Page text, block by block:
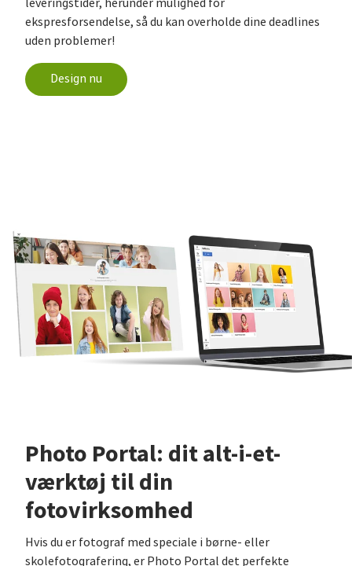
leveringstider, herunder mulighed for
ekspresforsendelse, så du kan overholde dine deadlines
uden problemer!
Design nu
Photo Portal: dit alt-i-et-
værktøj til din
fotovirksomhed
Hvis du er fotograf med speciale i børne- eller
skolefotografering, er Photo Portal det perfekte